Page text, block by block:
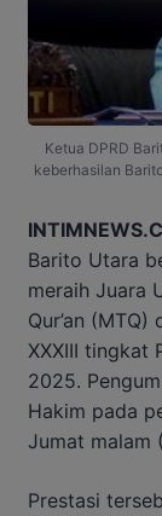
Ketua DPRD
keberhasilan
Barito Utara
meraih Juara
Qur’an
XXXIII tingkat
2025.
Hakim pada
Jumat malam
Prestasi